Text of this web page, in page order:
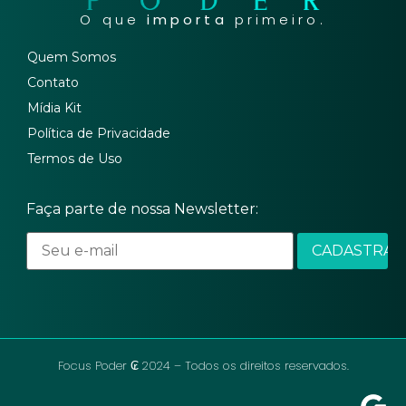
O que importa primeiro.
Quem Somos
Contato
Mídia Kit
Política de Privacidade
Termos de Uso
Faça parte de nossa Newsletter:
Focus Poder ₢ 2024 – Todos os direitos reservados.